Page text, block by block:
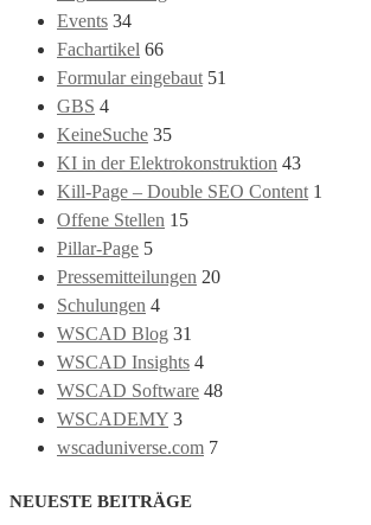
Events 34
Fachartikel 66
Formular eingebaut 51
GBS 4
KeineSuche 35
KI in der Elektrokonstruktion 43
Kill-Page – Double SEO Content 1
Offene Stellen 15
Pillar-Page 5
Pressemitteilungen 20
Schulungen 4
WSCAD Blog 31
WSCAD Insights 4
WSCAD Software 48
WSCADEMY 3
wscaduniverse.com 7
NEUESTE BEITRÄGE